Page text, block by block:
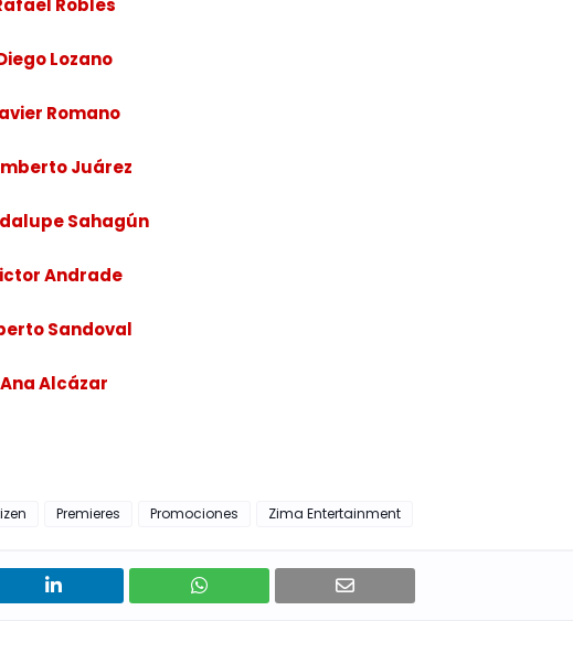
Robles
Lozano
Romano
Juárez
Sahagún
Andrade
Sandoval
Ana Alcázar
Premieres Promociones Zima Entertainment